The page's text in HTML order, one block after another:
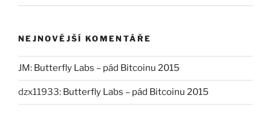
NEJNOVĚJŠÍ KOMENTÁŘE
JM: Butterfly Labs – pád Bitcoinu 2015
dzx11933: Butterfly Labs – pád Bitcoinu 2015